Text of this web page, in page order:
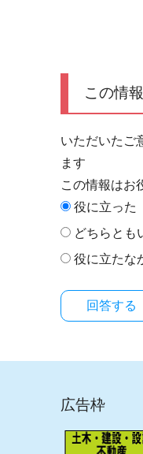
この情
いただいたご
ます
この情報はお
役に立った
どちらとも
役に立たな
広告枠